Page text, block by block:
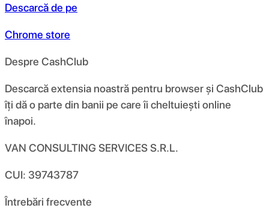
Descarcă de pe
Chrome store
Despre CashClub
Descarcă extensia noastră pentru browser și CashClub
îți dă o parte din banii pe care îi cheltuiești online
înapoi.
VAN CONSULTING SERVICES S.R.L.
CUI: 39743787
Întrebări frecvente